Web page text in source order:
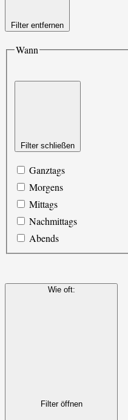
Filter entfernen
Wann
Filter schließen
Ganztags
Morgens
Mittags
Nachmittags
Abends
Wie oft:
Filter öffnen